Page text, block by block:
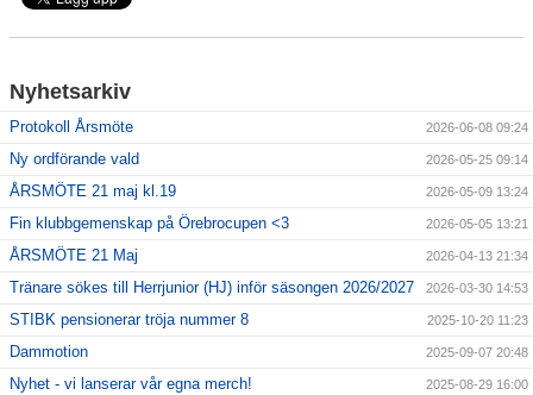
Nyhetsarkiv
Protokoll Årsmöte 2026-06-08 09:24
Ny ordförande vald 2026-05-25 09:14
ÅRSMÖTE 21 maj kl.19 2026-05-09 13:24
Fin klubbgemenskap på Örebrocupen <3 2026-05-05 13:21
ÅRSMÖTE 21 Maj 2026-04-13 21:34
Tränare sökes till Herrjunior (HJ) inför säsongen 2026/2027 2026-03-30 14:53
STIBK pensionerar tröja nummer 8 2025-10-20 11:23
Dammotion 2025-09-07 20:48
Nyhet - vi lanserar vår egna merch! 2025-08-29 16:00